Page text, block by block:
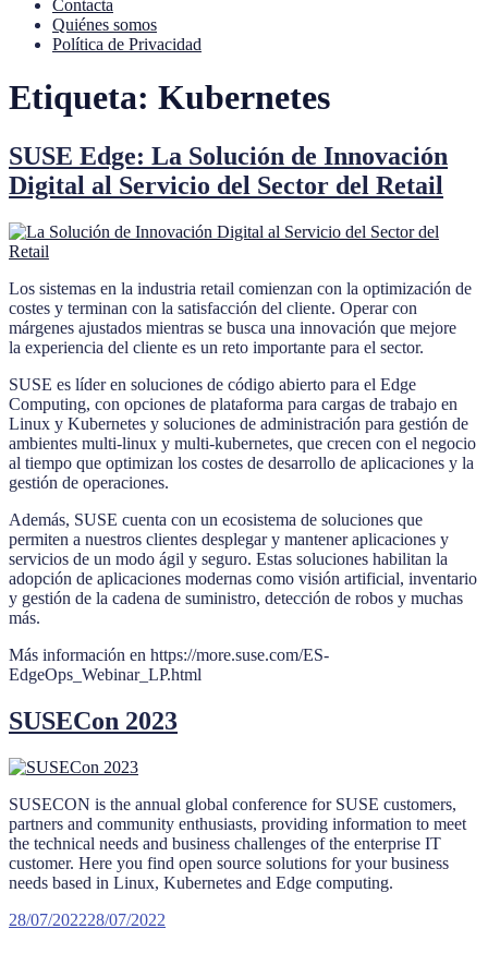
Contacta
Quiénes somos
Política de Privacidad
Etiqueta: Kubernetes
SUSE Edge: La Solución de Innovación
Digital al Servicio del Sector del Retail
Los sistemas en la industria retail comienzan con la optimización de
costes y terminan con la satisfacción del cliente. Operar con
márgenes ajustados mientras se busca una innovación que mejore
la experiencia del cliente es un reto importante para el sector.
SUSE es líder en soluciones de código abierto para el Edge
Computing, con opciones de plataforma para cargas de trabajo en
Linux y Kubernetes y soluciones de administración para gestión de
ambientes multi-linux y multi-kubernetes, que crecen con el negocio
al tiempo que optimizan los costes de desarrollo de aplicaciones y la
gestión de operaciones.
Además, SUSE cuenta con un ecosistema de soluciones que
permiten a nuestros clientes desplegar y mantener aplicaciones y
servicios de un modo ágil y seguro. Estas soluciones habilitan la
adopción de aplicaciones modernas como visión artificial, inventario
y gestión de la cadena de suministro, detección de robos y muchas
más.
Más información en https://more.suse.com/ES-
EdgeOps_Webinar_LP.html
SUSECon 2023
SUSECON is the annual global conference for SUSE customers,
partners and community enthusiasts, providing information to meet
the technical needs and business challenges of the enterprise IT
customer. Here you find open source solutions for your business
needs based in Linux, Kubernetes and Edge computing.
Publicado
28/07/202228/07/2022